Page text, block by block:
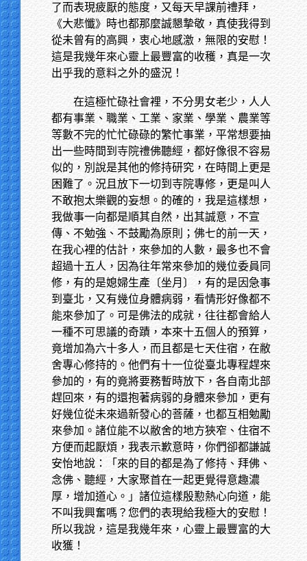
了而表現疲厭的態度，又每天早課前禮拜，
《大悲懺》時也都那麼誠懇摯敬，真使我得到
從未曾有的高興，衷心地感激，無限的安慰！
這是我幾年來心靈上最豐富的收穫，真是一次
出乎我的意料之外的盛況！
在這極忙碌社會裡，不分男女老少，人人
都有事業、職業、工業、家業、學業、農業等
等數不完的忙忙碌碌的繁忙事業，平常想要抽
出一些時間到寺院禮佛聽經，都好像很不容易
似的，別說是其他的修持研究，在時間上更是
困難了。況且放下一切到寺院專修，更是叫人
不敢抱太樂觀的妄想。的確的，我是這樣想，
我做事一向都是順其自然，出其誠意，不宣
傳、不勉強、不鼓勵為原則；佛七的前一天，
在我心裡的估計，來參加的人數，最多也不會
超過十五人，因為往年常來參加的幾位委員同
修，有的是媳婦生產〔坐月〕，有的是因急事
到臺北，又有幾位身體病弱，看情形好像都不
能來參加了。可是佛法的成就，往往都會給人
一種不可思議的奇蹟，本來十五個人的預算，
竟增加為六十多人，而且都是七天住宿，在敝
舍專心修持的。他們有十一位從臺北專程趕來
參加的，有的竟將要務暫時放下，各自南北部
趕回來，有的還抱著病弱的身體來參加，更有
好幾位從未來過新發心的菩薩，也都互相勉勵
來參加。諸位能不以敝舍的地方狹窄、住宿不
方便而起厭煩，我表示歉意時，你們卻都謙誠
安怡地說：「來的目的都是為了修持、拜佛、
念佛、聽經，大家聚首在一起更覺得意趣濃
厚，增加道心。」諸位這樣殷懃熱心向道，能
不叫我興奮嗎？您們的表現給我極大的安慰！
所以我說，這是我幾年來，心靈上最豐富的大
收獲！